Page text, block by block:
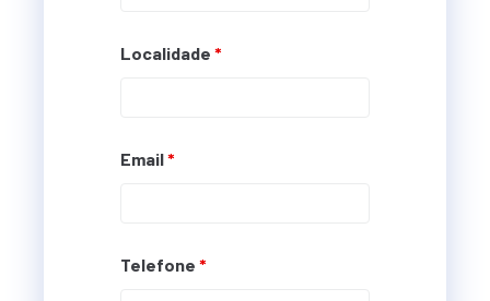
Localidade *
Email*
Telefone *